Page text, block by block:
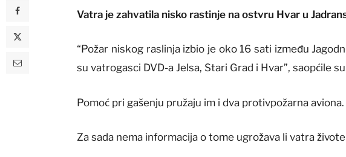
Vatra je zahvatila nisko rastinje na ostvru Hvar u
“Požar niskog raslinja izbio je oko 16 sati između
su vatrogasci DVD-a Jelsa, Stari Grad i Hvar”, saopćile
Pomoć pri gašenju pružaju im i dva protivpožarna aviona.
Za sada nema informacija o tome ugrožava li vatra